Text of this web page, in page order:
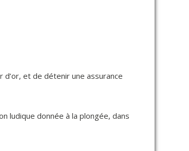
d’or, et de détenir une assurance
ludique donnée à la plongée, dans